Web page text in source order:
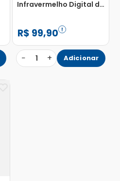
Infravermelho Digital de
R$ 99,90
− 1 + Adicionar